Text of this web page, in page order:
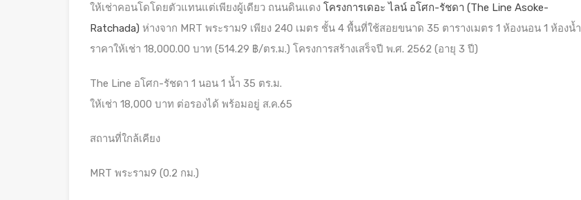
ให้เช่าคอนโดโดยตัวแทนแต่เพียงผู้เดียว ถนนดินแดง โครงการเดอะ ไลน์ อโศก-รัชดา (The Line Asoke-
Ratchada) ห่างจาก MRT พระราม9 เพียง 240 เมตร ชั้น 4 พื้นที่ใช้สอยขนาด 35 ตารางเมตร 1 ห้องนอน 1 ห้องน้ำ
ราคาให้เช่า 18,000.00 บาท (514.29 ฿/ตร.ม.) โครงการสร้างเสร็จปี พ.ศ. 2562 (อายุ 3 ปี)
The Line อโศก-รัชดา 1 นอน 1 น้ำ 35 ตร.ม.
ให้เช่า 18,000 บาท ต่อรองได้ พร้อมอยู่ ส.ค.65
สถานที่ใกล้เคียง
MRT พระราม9 (0.2 กม.)